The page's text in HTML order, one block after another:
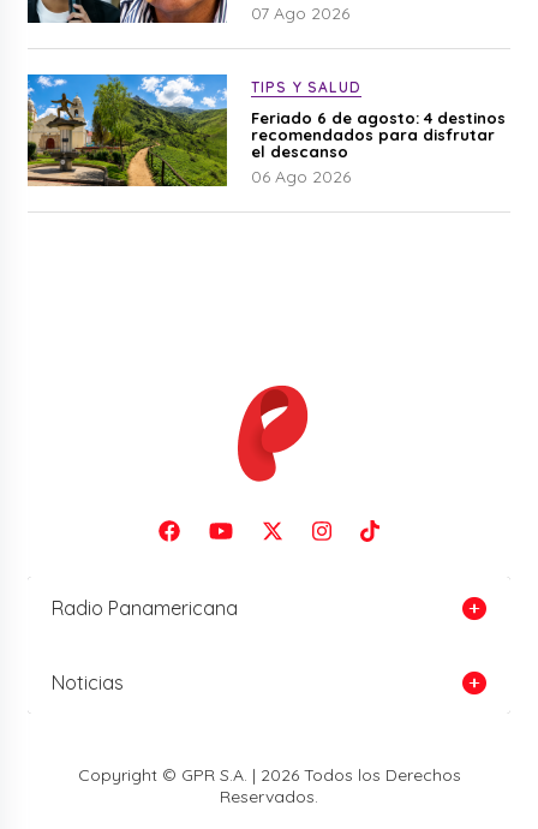
07 Ago 2026
TIPS Y SALUD
Feriado 6 de agosto: 4 destinos
recomendados para disfrutar
el descanso
06 Ago 2026
Radio Panamericana
Noticias
Copyright © GPR S.A. | 2026 Todos los Derechos
Reservados.